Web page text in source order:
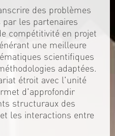
des problèmes
les partenaires
compétitivité en projet
une meilleure
scientifiques
adaptées.
étroit avec l'unité
d'approfondir
structuraux des
les interactions entre